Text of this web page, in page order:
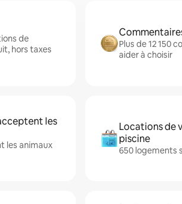
de
hors taxes
Plus de 12 150
aider à choisir
les
les animaux
Locations de
piscine
650 logements